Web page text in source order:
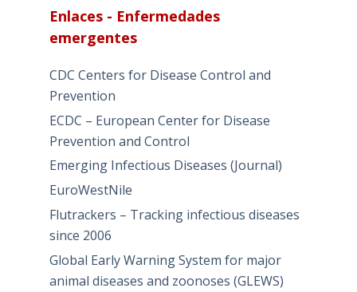
categorías
Enlaces - Enfermedades
emergentes
CDC Centers for Disease Control and
Prevention
ECDC – European Center for Disease
Prevention and Control
Emerging Infectious Diseases (Journal)
EuroWestNile
Flutrackers – Tracking infectious diseases
since 2006
Global Early Warning System for major
animal diseases and zoonoses (GLEWS)